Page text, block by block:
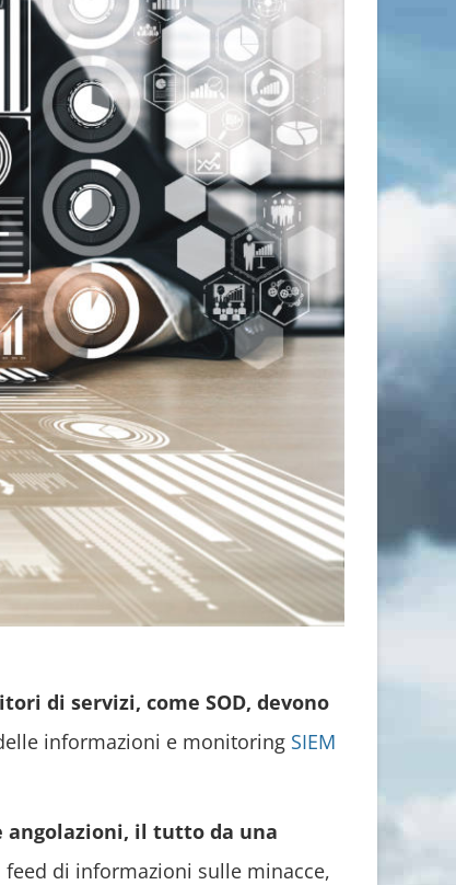
di servizi, come SOD, devono
informazioni e monitoring SIEM
angolazioni, il tutto da una
di informazioni sulle minacce,